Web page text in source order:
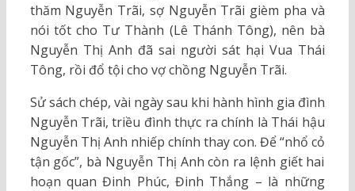
thăm Nguyễn Trãi, sợ Nguyễn Trãi gièm pha và
nói tốt cho Tư Thành (Lê Thánh Tông), nên bà
Nguyễn Thị Anh đã sai người sát hại Vua Thái
Tông, rồi đổ tội cho vợ chồng Nguyễn Trãi.
Sử sách chép, vài ngày sau khi hành hình gia đình
Nguyễn Trãi, triều đình thực ra chính là Thái hậu
Nguyễn Thị Anh nhiếp chính thay con. Để “nhổ cỏ
tận gốc”, bà Nguyễn Thị Anh còn ra lệnh giết hai
hoạn quan Đinh Phúc, Đinh Thắng – là những